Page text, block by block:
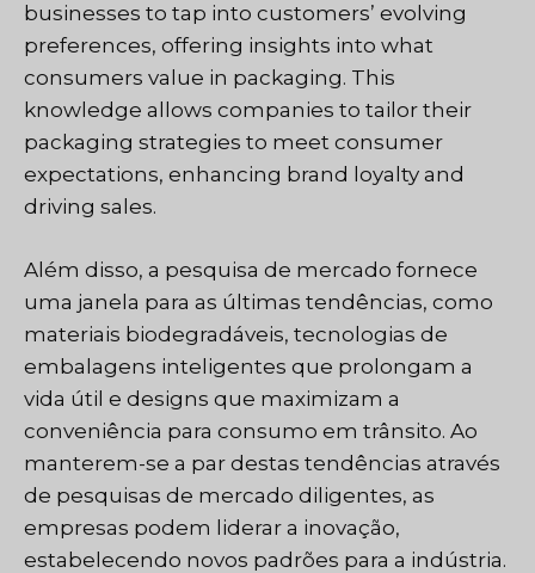
businesses to tap into customers’ evolving
preferences, offering insights into what
consumers value in packaging. This
knowledge allows companies to tailor their
packaging strategies to meet consumer
expectations, enhancing brand loyalty and
driving sales.
Além disso, a pesquisa de mercado fornece
uma janela para as últimas tendências, como
materiais biodegradáveis, tecnologias de
embalagens inteligentes que prolongam a
vida útil e designs que maximizam a
conveniência para consumo em trânsito. Ao
manterem-se a par destas tendências através
de pesquisas de mercado diligentes, as
empresas podem liderar a inovação,
estabelecendo novos padrões para a indústria.